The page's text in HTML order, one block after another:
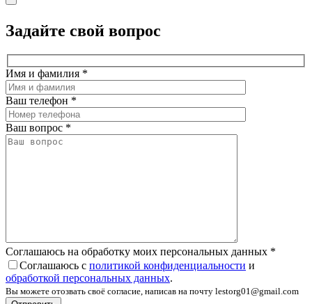
Задайте свой вопрос
Имя и фамилия *
Ваш телефон *
Ваш вопрос *
Соглашаюсь на обработку моих персональных данных *
Соглашаюсь с политикой конфиденциальности и
обработкой персональных данных.
Вы можете отозвать своё согласие, написав на почту lestorg01@gmail.com